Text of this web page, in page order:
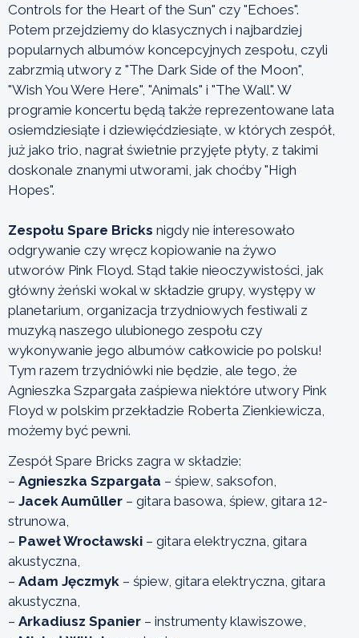
Controls for the Heart of the Sun" czy "Echoes".
Potem przejdziemy do klasycznych i najbardziej
popularnych albumów koncepcyjnych zespołu, czyli
zabrzmią utwory z "The Dark Side of the Moon",
"Wish You Were Here", "Animals" i "The Wall". W
programie koncertu będą także reprezentowane lata
osiemdziesiąte i dziewięćdziesiąte, w których zespół,
już jako trio, nagrał świetnie przyjęte płyty, z takimi
doskonale znanymi utworami, jak choćby "High
Hopes".
Zespołu Spare Bricks nigdy nie interesowało
odgrywanie czy wręcz kopiowanie na żywo
utworów Pink Floyd. Stąd takie nieoczywistości, jak
główny żeński wokal w składzie grupy, występy w
planetarium, organizacja trzydniowych festiwali z
muzyką naszego ulubionego zespołu czy
wykonywanie jego albumów całkowicie po polsku!
Tym razem trzydniówki nie będzie, ale tego, że
Agnieszka Szpargała zaśpiewa niektóre utwory Pink
Floyd w polskim przekładzie Roberta Zienkiewicza,
możemy być pewni.
Zespół Spare Bricks zagra w składzie:
– Agnieszka Szpargała – śpiew, saksofon,
– Jacek Aumüller – gitara basowa, śpiew, gitara 12-
strunowa,
– Paweł Wrocławski – gitara elektryczna, gitara
akustyczna,
– Adam Jęczmyk – śpiew, gitara elektryczna, gitara
akustyczna,
– Arkadiusz Spanier – instrumenty klawiszowe,